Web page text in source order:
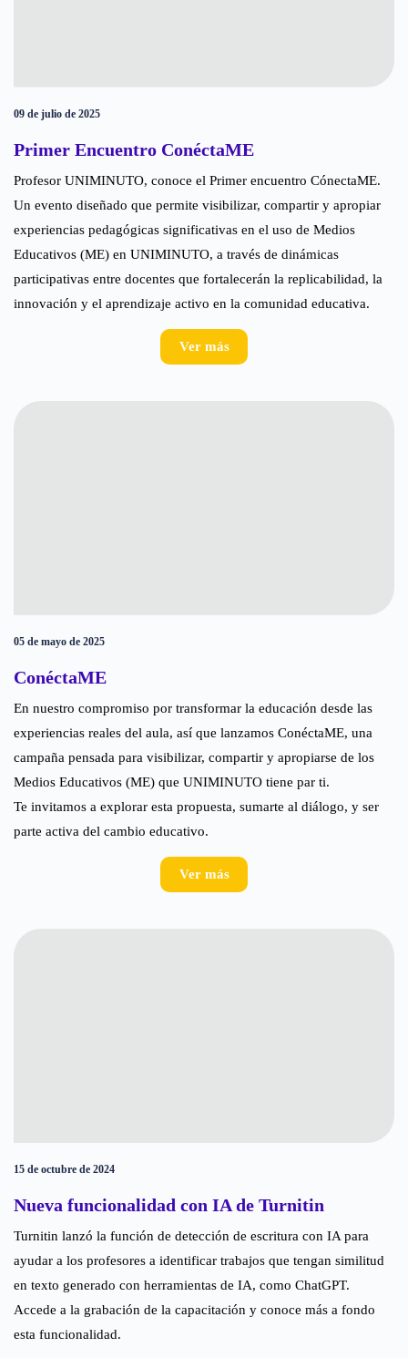
09 de julio de 2025
Primer Encuentro ConéctaME
Profesor UNIMINUTO, conoce el Primer encuentro CónectaME.
Un evento diseñado que permite visibilizar, compartir y apropiar
experiencias pedagógicas significativas en el uso de Medios
Educativos (ME) en UNIMINUTO, a través de dinámicas
participativas entre docentes que fortalecerán la replicabilidad, la
innovación y el aprendizaje activo en la comunidad educativa.
Ver más
05 de mayo de 2025
ConéctaME
En nuestro compromiso por transformar la educación desde las
experiencias reales del aula, así que lanzamos ConéctaME, una
campaña pensada para visibilizar, compartir y apropiarse de los
Medios Educativos (ME) que UNIMINUTO tiene par ti.
Te invitamos a explorar esta propuesta, sumarte al diálogo, y ser
parte activa del cambio educativo.
Ver más
15 de octubre de 2024
Nueva funcionalidad con IA de Turnitin
Turnitin lanzó la función de detección de escritura con IA para
ayudar a los profesores a identificar trabajos que tengan similitud
en texto generado con herramientas de IA, como ChatGPT.
Accede a la grabación de la capacitación y conoce más a fondo
esta funcionalidad.